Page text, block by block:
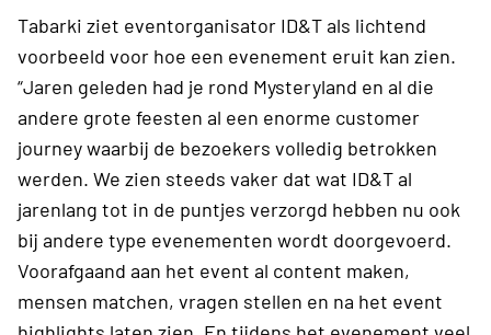
Tabarki ziet eventorganisator ID&T als lichtend
voorbeeld voor hoe een evenement eruit kan zien.
“Jaren geleden had je rond Mysteryland en al die
andere grote feesten al een enorme customer
journey waarbij de bezoekers volledig betrokken
werden. We zien steeds vaker dat wat ID&T al
jarenlang tot in de puntjes verzorgd hebben nu ook
bij andere type evenementen wordt doorgevoerd.
Voorafgaand aan het event al content maken,
mensen matchen, vragen stellen en na het event